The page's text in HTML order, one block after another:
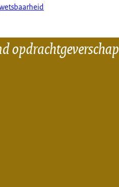
opdrachtgeverschap